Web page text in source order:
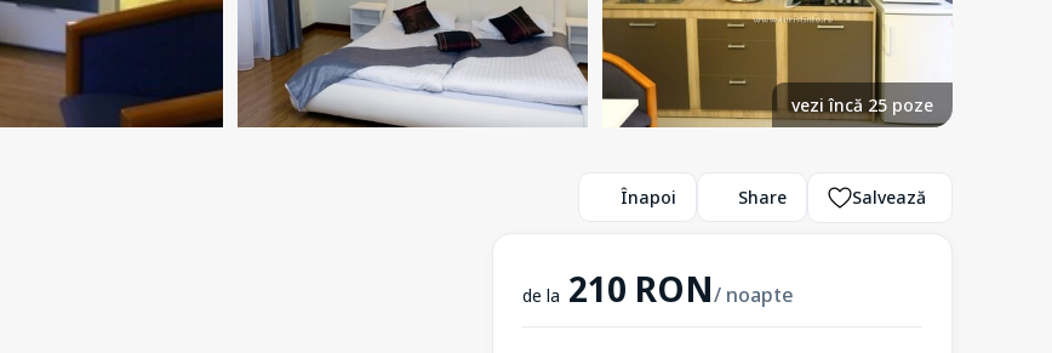
vezi încă 25 poze
Înapoi Share Salvează
de la 210 RON/ noapte